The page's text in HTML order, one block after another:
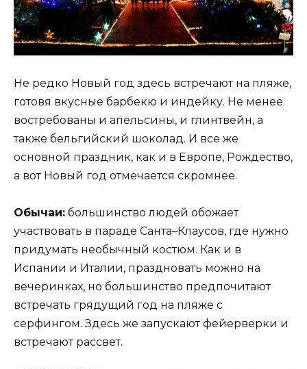
Не редко Новый год здесь встречают на пляже,
готовя вкусные барбекю и индейку. Не менее
востребованы и апельсины, и глинтвейн, а
также бельгийский шоколад. И все же
основной праздник, как и в Европе, Рождество,
а вот Новый год отмечается скромнее.
Обычаи: большинство людей обожает
участвовать в параде Санта–Клаусов, где нужно
придумать необычный костюм. Как и в
Испании и Италии, праздновать можно на
вечеринках, но большинство предпочитают
встречать грядущий год на пляже с
серфингом. Здесь же запускают фейерверки и
встречают рассвет.